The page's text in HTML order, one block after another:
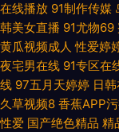
欧美变态肛交 日日干
日韩成人精品 色哟哟
衣磁力链接 日韩伦理
在线播放 91制作传媒
韩美女直播 91尤物69
黄瓜视频成人 性爱婷
夜宅男在线 91专区在
线 97五月天婷婷 日
久草视频8 香蕉APP
性爱 国产绝色精品 精